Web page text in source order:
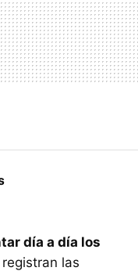
día a día los
las